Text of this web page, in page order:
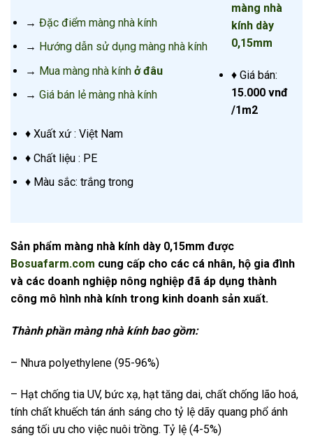
→ Đặc điểm màng nhà kính
→ Hướng dẫn sử dụng màng nhà kính
→ Muamàng nhà kínhở đâu
→ Giá bán lẻ màng nhà kính
màng nhà
kính dày
0,15mm
♦ Giá bán:
15.000 vnđ
/1m2
♦ Xuất xứ : Việt Nam
♦ Chất liệu : PE
♦ Màu sắc: trắng trong
Sản phẩm màng nhà kính dày 0,15mm được
Bosuafarm.com cung cấp cho các cá nhân, hộ gia đình
và các doanh nghiệp nông nghiệp đã áp dụng thành
công mô hình nhà kính trong kinh doanh sản xuất.
Thành phần màng nhà kính bao gồm:
– Nhưa polyethylene (95-96%)
– Hạt chống tia UV, bức xạ, hạt tăng dai, chất chống lão hoá,
tính chất khuếch tán ánh sáng cho tỷ lệ dãy quang phổ ánh
sáng tối ưu cho việc nuôi trồng. Tỷ lệ (4-5%)